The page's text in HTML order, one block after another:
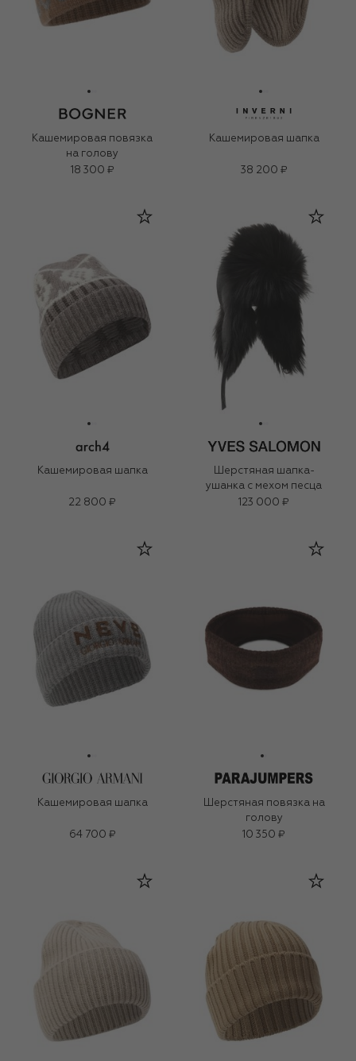
Кашемировая повязка
на голову
18 300 ₽
Кашемировая шапка
38 200 ₽
Кашемировая шапка
22 800 ₽
Шерстяная шапка-
ушанка с мехом песца
123 000 ₽
Кашемировая шапка
64 700 ₽
Шерстяная повязка на
голову
10 350 ₽